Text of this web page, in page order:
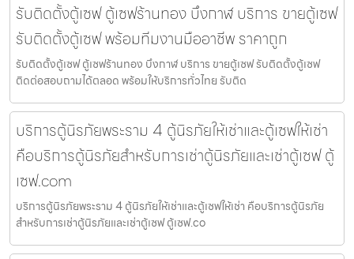
รับติดตั้งตู้เซฟ ตู้เซฟร้านทอง บึงกาฬ บริการ ขายตู้เซฟ
รับติดตั้งตู้เซฟ พร้อมทีมงานมืออาชีพ ราคาถูก
รับติดตั้งตู้เซฟ ตู้เซฟร้านทอง บึงกาฬ บริการ ขายตู้เซฟ รับติดตั้งตู้เซฟ
ติดต่อสอบถามได้ตลอด พร้อมให้บริการทั่วไทย รับติด
บริการตู้นิรภัยพระราม 4 ตู้นิรภัยให้เช่าและตู้เซฟให้เช่า
คือบริการตู้นิรภัยสำหรับการเช่าตู้นิรภัยและเช่าตู้เซฟ ตู้
เซฟ.com
บริการตู้นิรภัยพระราม 4 ตู้นิรภัยให้เช่าและตู้เซฟให้เช่า คือบริการตู้นิรภัย
สำหรับการเช่าตู้นิรภัยและเช่าตู้เซฟ ตู้เซฟ.co